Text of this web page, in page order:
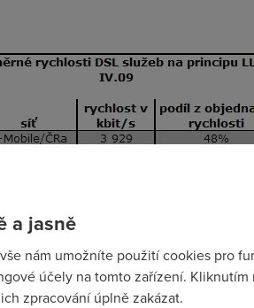
a jasně
nám umožníte použití cookies pro
účely na tomto zařízení. Kliknutím
zpracování úplně zakázat.